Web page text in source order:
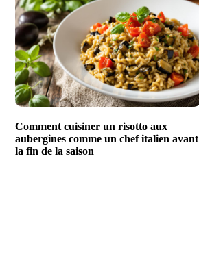
Comment cuisiner un risotto aux
aubergines comme un chef italien avant
la fin de la saison